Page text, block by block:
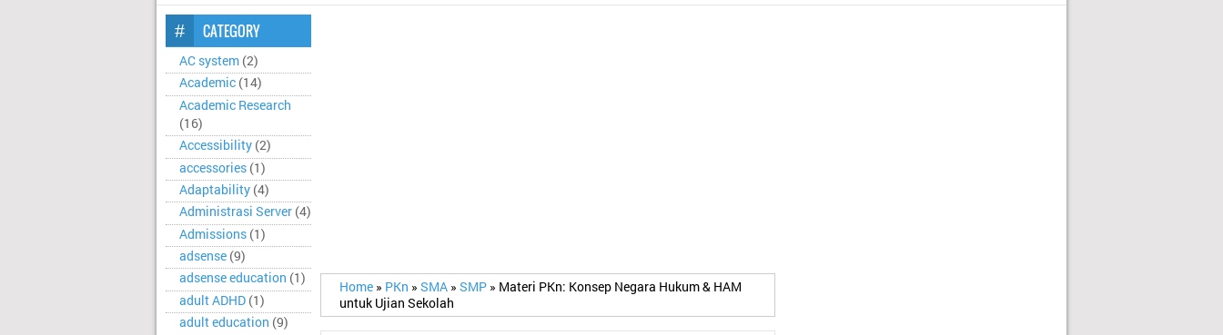
CATEGORY
AC system (2)
Academic (14)
Academic Research
(16)
Accessibility (2)
accessories (1)
Adaptability (4)
Administrasi Server (4)
Admissions (1)
adsense (9)
adsense education (1)
adult ADHD (1)
adult education (9)
Home » PKn » SMA » SMP » Materi PKn: Konsep Negara Hukum & HAM
untuk Ujian Sekolah